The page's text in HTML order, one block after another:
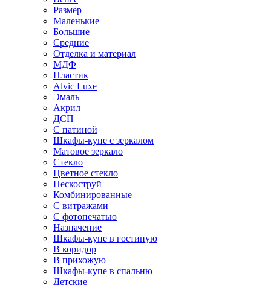
Размер
Маленькие
Большие
Средние
Отделка и материал
МДФ
Пластик
Alvic Luxe
Эмаль
Акрил
ДСП
С патиной
Шкафы-купе с зеркалом
Матовое зеркало
Стекло
Цветное стекло
Пескоструй
Комбинированные
С витражами
С фотопечатью
Назначение
Шкафы-купе в гостиную
В коридор
В прихожую
Шкафы-купе в спальню
Детские